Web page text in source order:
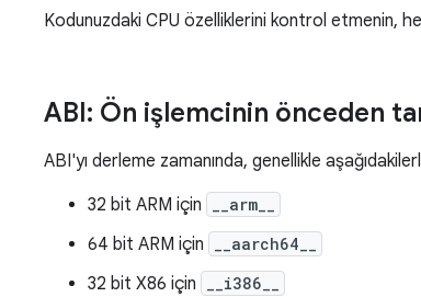
Kodunuzdaki CPU özelliklerini kontrol etmenin,
ABI: Ön işlemcinin önceden
ABI'yı derleme zamanında, genellikle
32 bit ARM için
__arm__
64 bit ARM için __aarch64__
32 bit X86 için __i386__